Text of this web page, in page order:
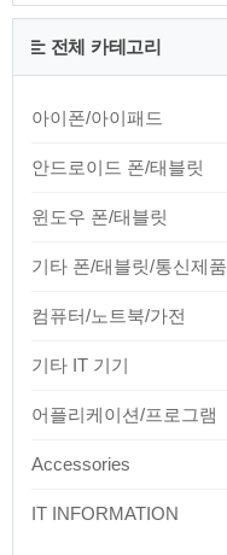
전체 카테고리
아이폰/아이패드
안드로이드 폰/태블릿
윈도우 폰/태블릿
기타 폰/태블릿/통신제품
컴퓨터/노트북/가전
기타 IT 기기
어플리케이션/프로그램
Accessories
IT INFORMATION